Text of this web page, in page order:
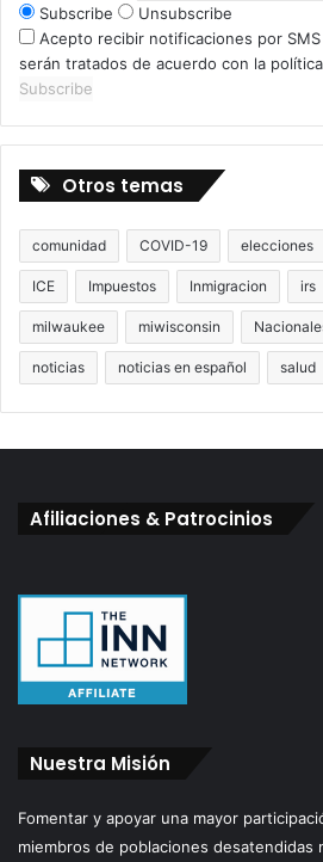
Subscribe
Unsubscribe
Acepto recibir notificaciones por
serán tratados de acuerdo con la
Subscribe
Otros temas
comunidad COVID-19 elecciones
ICE Impuestos Inmigracion irs
milwaukee miwisconsin
noticias noticias en español salud
Afiliaciones & Patrocinios
Nuestra Misión
Fomentar y apoyar una mayor
miembros de poblaciones desatendidas